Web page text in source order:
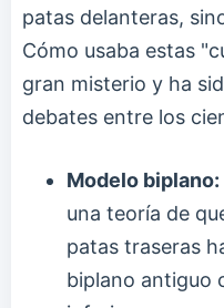
patas delanteras,
Cómo usaba estas
gran misterio y ha
debates entre los
Modelo biplano:
una teoría de
patas traseras
biplano antiguo